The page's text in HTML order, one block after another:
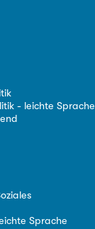
- leichte Sprache
Sprache